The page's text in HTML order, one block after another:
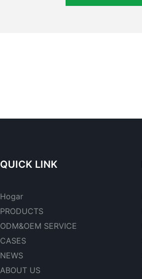
QUICK LINK
Hogar
PRODUCTS
ODM&OEM SERVICE
CASES
NEWS
ABOUT US